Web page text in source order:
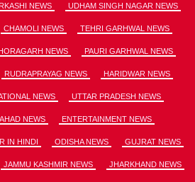
NEWS UDHAM SINGH NAGAR NEWS
CHAMOLI NEWS TEHRI GARHWAL NEWS
NEWS PAURI GARHWAL NEWS
RUDRAPRAYAG NEWS HARIDWAR NEWS
NEWS UTTAR PRADESH NEWS
NEWS ENTERTAINMENT NEWS
IN HINDI ODISHA NEWS GUJRAT NEWS
JAMMU KASHMIR NEWS JHARKHAND NEWS